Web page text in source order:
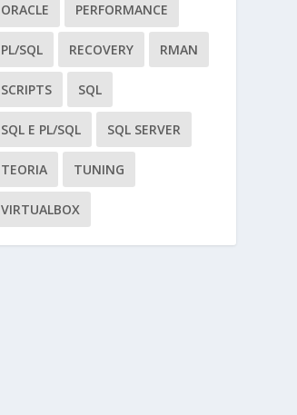
ORACLE PERFORMANCE
PL/SQL RECOVERY RMAN
SCRIPTS SQL
SQL E PL/SQL SQL SERVER
TEORIA TUNING
VIRTUALBOX